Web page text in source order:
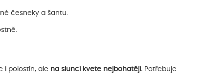
česneky a šantu.
i polostín, ale na slunci kvete nejbohatěji. Potřebuje